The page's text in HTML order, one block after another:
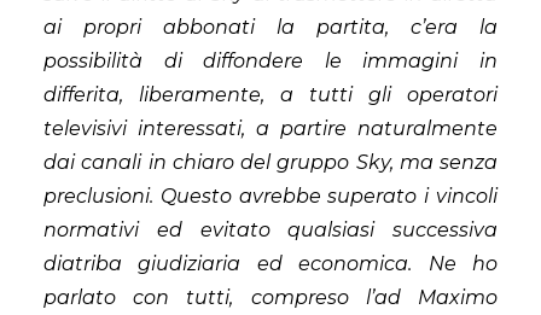
ai propri abbonati la partita, c’era la
possibilità di diffondere le immagini in
differita, liberamente, a tutti gli operatori
televisivi interessati, a partire naturalmente
dai canali in chiaro del gruppo Sky, ma senza
preclusioni. Questo avrebbe superato i vincoli
normativi ed evitato qualsiasi successiva
diatriba giudiziaria ed economica. Ne ho
parlato con tutti, compreso l’ad Maximo